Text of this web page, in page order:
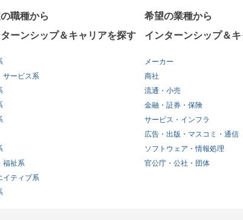
職種から
ーンシップ＆キャリアを探す
サービス系
福祉系
イティブ系
希望の業種から
インターンシップ＆
メーカー
商社
流通・小売
金融・証券・保険
サービス・インフラ
広告・出版・マスコミ・通信
ソフトウェア・情報処理
官公庁・公社・団体